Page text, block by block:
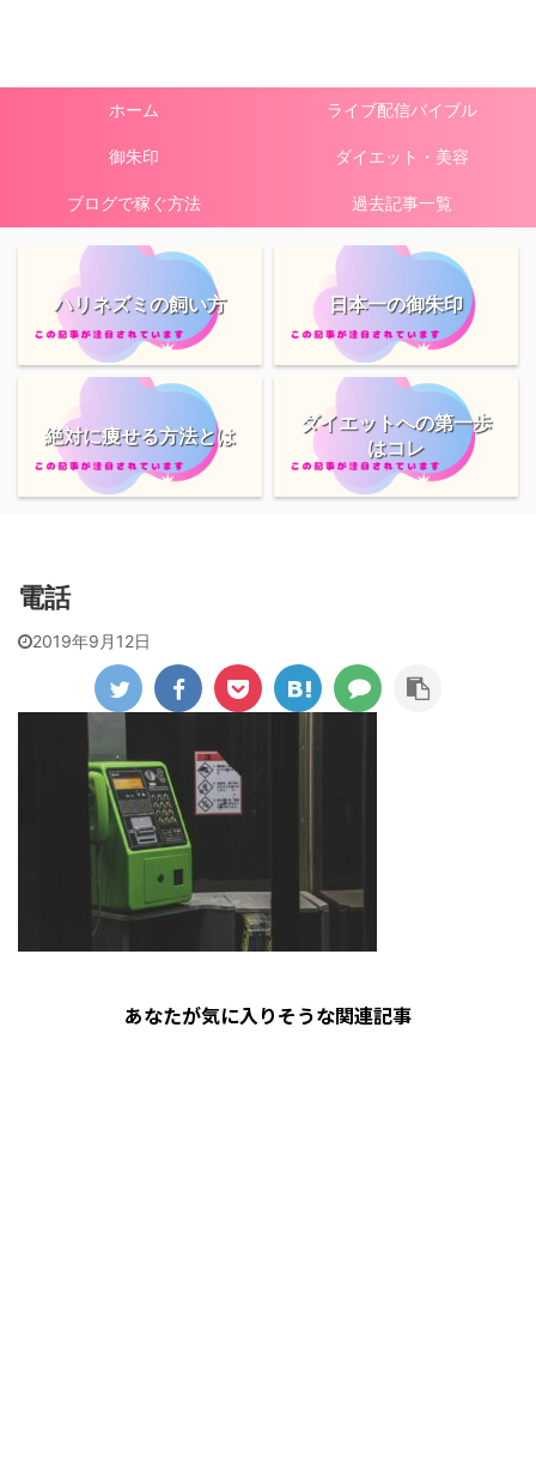
ホーム ライブ配信バイブル
御朱印 ダイエット・美容
ブログで稼ぐ方法 過去記事一覧
ハリネズミの飼い方 日本一の御朱印
絶対に痩せる方法とは
ダイエットへの第一歩
はコレ
電話
2019年9月12日
あなたが気に入りそうな関連記事